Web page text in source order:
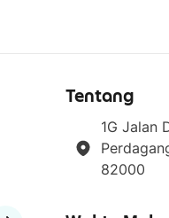
Tentang
1G Jalan
82000